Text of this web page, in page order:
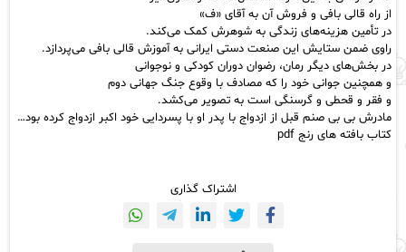
از راه قالی بافی و فروش آن به آقای «ف»
در تأمین هزینه‌های زندگی به شوهرش کمک می‌کند.
راوی ضمن ستایش این صنعت دستی ایرانی بهآموزش قالی بافیمی‌پردازد.
در بخش‌های دیگر رمان، رضوان دوران کودکی و نوجوانی
و همچنین جوانی خود را که مصادف با وقوع جنگ جهانی دوم
و فقر و قحطی و گرسنگی است به تصویر می‌کشد.
مادرش بی بی صنم قبل از ازدواج با پدر او با پسردایی خود اکبر ازدواج کرده بود…
کتاب بافته های رنج pdf
اشتراک گذاری